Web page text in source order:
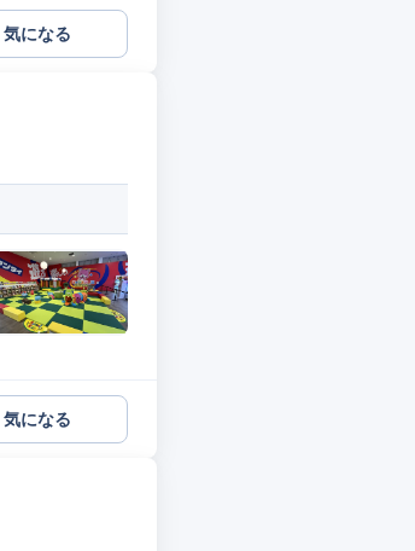
気になる
気になる